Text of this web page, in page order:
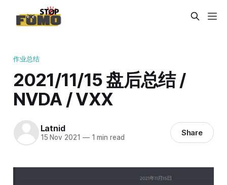
作业总结
2021/11/15 盘后总结 /
NVDA / VXX
Latnid
15 Nov 2021 —1 min read Share